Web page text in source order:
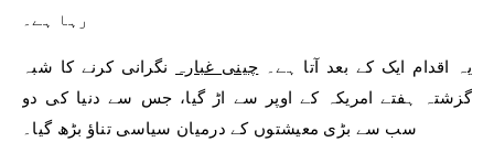
رہا ہے۔
یہ اقدام ایک کے بعد آتا ہے۔ چینی غبارہ
نگرانی کرنے کا شبہ
گزشتہ ہفتے امریکہ کے اوپر سے اڑ گیا، جس سے دنیا کی دو
سب سے بڑی معیشتوں کے درمیان سیاسی تناؤ بڑھ گیا۔